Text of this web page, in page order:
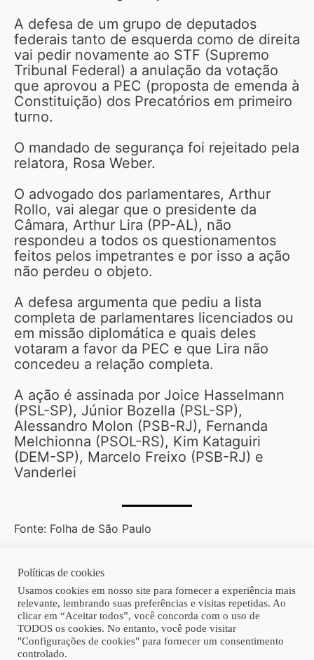
A defesa de um grupo de deputados
federais tanto de esquerda como de direita
vai pedir novamente ao STF (Supremo
Tribunal Federal) a anulação da votação
que aprovou a PEC (proposta de emenda à
Constituição) dos Precatórios em primeiro
turno.
O mandado de segurança foi rejeitado pela
relatora, Rosa Weber.
O advogado dos parlamentares, Arthur
Rollo, vai alegar que o presidente da
Câmara, Arthur Lira (PP-AL), não
respondeu a todos os questionamentos
feitos pelos impetrantes e por isso a ação
não perdeu o objeto.
A defesa argumenta que pediu a lista
completa de parlamentares licenciados ou
em missão diplomática e quais deles
votaram a favor da PEC e que Lira não
concedeu a relação completa.
A ação é assinada por Joice Hasselmann
(PSL-SP), Júnior Bozella (PSL-SP),
Alessandro Molon (PSB-RJ), Fernanda
Melchionna (PSOL-RS), Kim Kataguiri
(DEM-SP), Marcelo Freixo (PSB-RJ) e
Vanderlei
Fonte: Folha de São Paulo
Copyright © 2026 | Homero Costa Advogados
Políticas de cookies
Usamos cookies em nosso site para fornecer a experiência mais
relevante, lembrando suas preferências e visitas repetidas. Ao
clicar em “Aceitar todos”, você concorda com o uso de
TODOS os cookies. No entanto, você pode visitar
"Configurações de cookies" para fornecer um consentimento
controlado.